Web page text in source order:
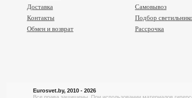
Доставка
Самовывоз
Контакты
Подбор
Обмен и возврат
Рассрочка
Eurosvet.by, 2010 - 2026